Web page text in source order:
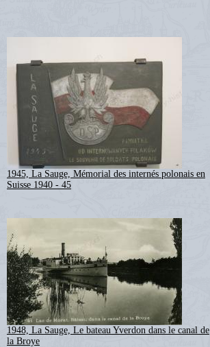
1945, La Sauge, Mémorial des internés polonais en
Suisse 1940 - 45
1948, La Sauge, Le bateau Yverdon dans le canal de
la Broye